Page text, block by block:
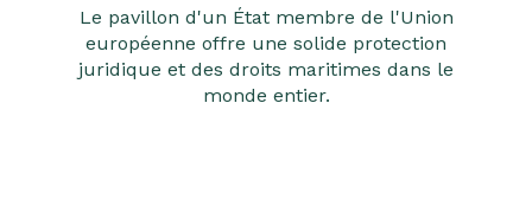
Le pavillon d'un État membre de l'Union
européenne offre une solide protection
juridique et des droits maritimes dans le
monde entier.